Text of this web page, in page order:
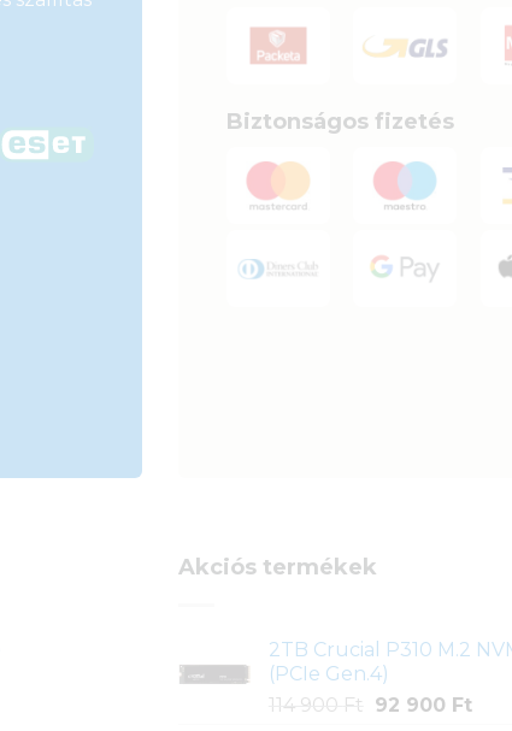
Biztonságos fizetés
Akciós termékek
2TB Crucial P310 M.2
(PCIe Gen.4)
114 900 Ft
Original
92 900 Ft